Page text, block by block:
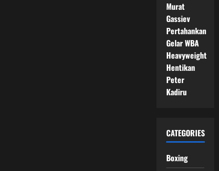
Murat
Gassiev
Pertahankan
Gelar WBA
Heavyweight
Hentikan
Peter
Kadiru
CATEGORIES
Boxing